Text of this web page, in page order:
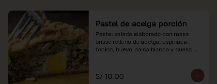
Pastel de acelga porción
Pastel salado elaborado con masa
brisse relleno de acelga, espinaca ,
tocino, huevo, salsa blanca y queso
*Nuestros precios están expresados en
soles e incluyen impuestos de ley y
S/ 18.00